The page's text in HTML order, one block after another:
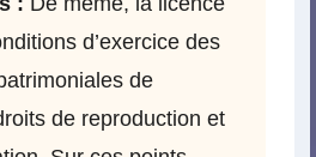
d’exercice des
de
de reproduction et